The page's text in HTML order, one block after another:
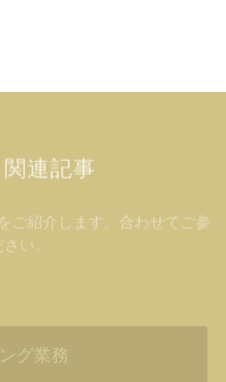
連記事
ご紹介します。合わせてご参
い。